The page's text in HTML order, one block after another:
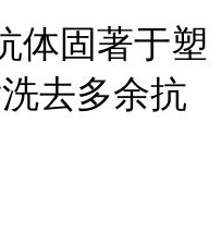
体固著于塑
去多余抗